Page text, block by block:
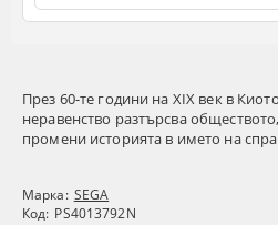
През 60-те години на XIX век в
неравенство разтърсва
промени историята в името на
Марка: SEGA
Код: PS4013792N